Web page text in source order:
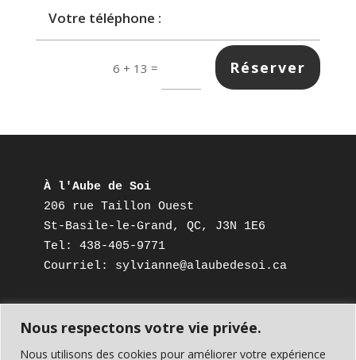
Nous respectons votre vie privée.
Nous utilisons des cookies pour améliorer votre expérience
6 + 13 = Réserver
À l'Aube de Soi
206 rue Taillon Ouest
St-Basile-le-Grand, QC, J3N 1E6
Tel: 438-405-9771
Courriel: sylvianne@alaubedesoi.ca